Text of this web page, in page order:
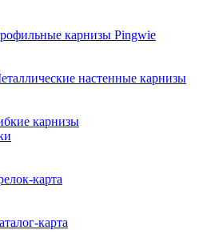
карнизы Pingwie
настенные карнизы
карнизы
карта
карта